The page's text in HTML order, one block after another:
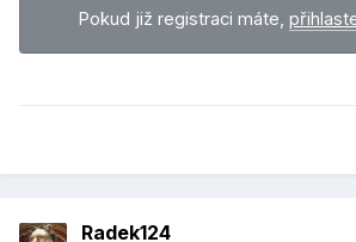
Pokud již registraci máte,
Radek124